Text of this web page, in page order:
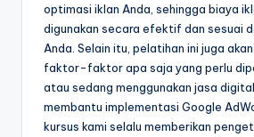
optimasi iklan Anda, sehingga biaya
digunakan secara efektif dan sesuai
Anda. Selain itu, pelatihan ini juga
faktor-faktor apa saja yang perlu
atau sedang menggunakan jasa
membantu implementasi Google
kursus kami selalu memberikan